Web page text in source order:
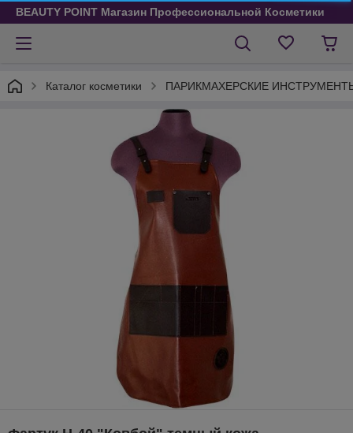
BEAUTY POINT Магазин Профессиональной Косметики
Каталог косметики ПАРИКМАХЕРСКИЕ